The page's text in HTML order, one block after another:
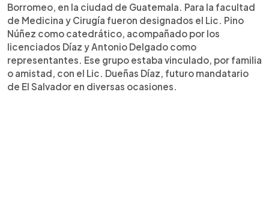
Borromeo, en la ciudad de Guatemala. Para la facultad
de Medicina y Cirugía fueron designados el Lic. Pino
Núñez como catedrático, acompañado por los
licenciados Díaz y Antonio Delgado como
representantes. Ese grupo estaba vinculado, por familia
o amistad, con el Lic. Dueñas Díaz, futuro mandatario
de El Salvador en diversas ocasiones.